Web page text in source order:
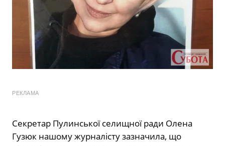
РЕКЛАМА
Секретар Пулинської селищної ради Олена
Гузюк нашому журналісту зазначила, що